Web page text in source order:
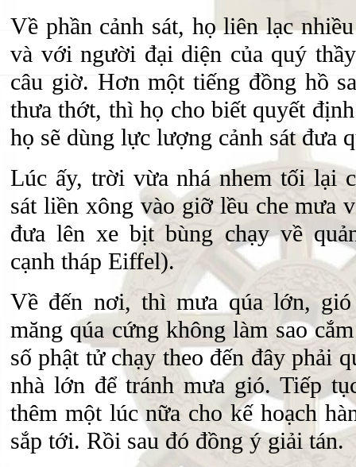
Về phần cảnh sát, họ liên lạc
và với người đại diện của quý
câu giờ. Hơn một tiếng đồng hồ
thưa thớt, thì họ cho biết quyết
họ sẽ dùng lực lượng cảnh sát đưa
Lúc ấy, trời vừa nhá nhem tối lại
sát liền xông vào giỡ lều che mưa
đưa lên xe bịt bùng chạy về
cạnh tháp Eiffel).
Về đến nơi, thì mưa qúa lớn,
măng qúa cứng không làm sao
số phật tử chạy theo đến đây phải
nhà lớn để tránh mưa gió. Tiếp
thêm một lúc nữa cho kế hoạch
sắp tới. Rồi sau đó đồng ý giải tán.